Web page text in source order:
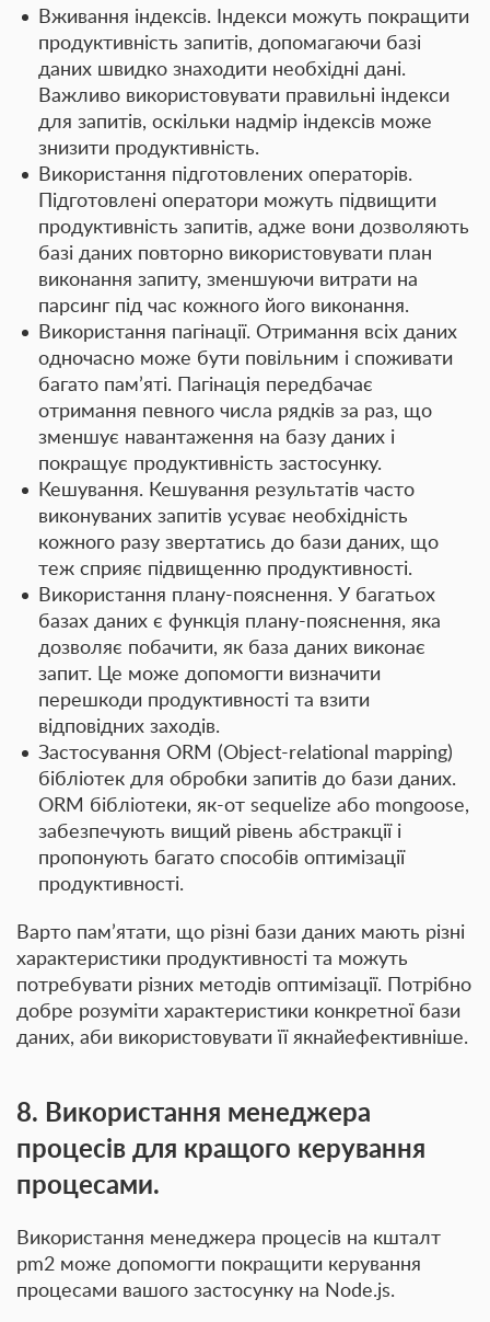
Вживання індексів. Індекси можуть покращити
продуктивність запитів, допомагаючи базі
даних швидко знаходити необхідні дані.
Важливо використовувати правильні індекси
для запитів, оскільки надмір індексів може
знизити продуктивність.
Використання підготовлених операторів.
Підготовлені оператори можуть підвищити
продуктивність запитів, адже вони дозволяють
базі даних повторно використовувати план
виконання запиту, зменшуючи витрати на
парсинг під час кожного його виконання.
Використання пагінації. Отримання всіх даних
одночасно може бути повільним і споживати
багато пам’яті. Пагінація передбачає
отримання певного числа рядків за раз, що
зменшує навантаження на базу даних і
покращує продуктивність застосунку.
Кешування. Кешування результатів часто
виконуваних запитів усуває необхідність
кожного разу звертатись до бази даних, що
теж сприяє підвищенню продуктивності.
Використання плану-пояснення. У багатьох
базах даних є функція плану-пояснення, яка
дозволяє побачити, як база даних виконає
запит. Це може допомогти визначити
перешкоди продуктивності та взити
відповідних заходів.
Застосування ORM (Object-relational mapping)
бібліотек для обробки запитів до бази даних.
ORM бібліотеки, як-от sequelize або mongoose,
забезпечують вищий рівень абстракції і
пропонують багато способів оптимізації
продуктивності.
Варто пам’ятати, що різні бази даних мають різні
характеристики продуктивності та можуть
потребувати різних методів оптимізації. Потрібно
добре розуміти характеристики конкретної бази
даних, аби використовувати її якнайефективніше.
8. Використання менеджера
процесів для кращого керування
процесами.
Використання менеджера процесів на кшталт
pm2 може допомогти покращити керування
процесами вашого застосунку на Node.js.